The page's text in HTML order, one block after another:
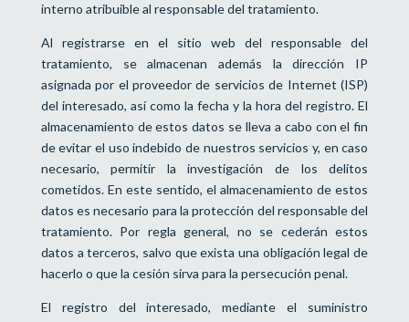
interno atribuible al responsable del tratamiento.
Al registrarse en el sitio web del responsable del
tratamiento, se almacenan además la dirección IP
asignada por el proveedor de servicios de Internet (ISP)
del interesado, así como la fecha y la hora del registro. El
almacenamiento de estos datos se lleva a cabo con el fin
de evitar el uso indebido de nuestros servicios y, en caso
necesario, permitir la investigación de los delitos
cometidos. En este sentido, el almacenamiento de estos
datos es necesario para la protección del responsable del
tratamiento. Por regla general, no se cederán estos
datos a terceros, salvo que exista una obligación legal de
hacerlo o que la cesión sirva para la persecución penal.
El registro del interesado, mediante el suministro